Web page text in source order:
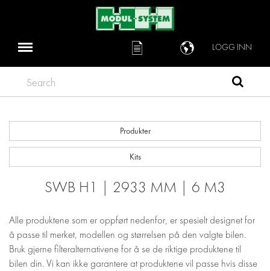
LOGG INN
Search
Produkter
Kits
SWB H1 | 2933 MM | 6 M3
Alle produktene som er oppført nedenfor, er spesielt designet for
å passe til merket, modellen og størrelsen på den valgte bilen.
Bruk gjerne filteralternativene for å se de riktige produktene til
bilen din. Vi kan ikke garantere at produktene vil passe hvis disse